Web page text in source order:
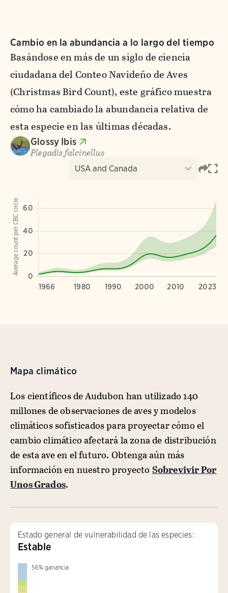
Cambio en la abundancia a lo largo del tiempo
Basándose en más de un siglo de ciencia
ciudadana del Conteo Navideño de Aves
(Christmas Bird Count), este gráfico muestra
cómo ha cambiado la abundancia relativa de
esta especie en las últimas décadas.
Mapa climático
Los científicos de Audubon han utilizado 140
millones de observaciones de aves y modelos
climáticos sofisticados para proyectar cómo el
cambio climático afectará la zona de distribución
de esta ave en el futuro. Obtenga aún más
información en nuestro proyecto Sobrevivir Por
Unos Grados.
Estado general de vulnerabilidad de las especies:
Estable
56% ganancia